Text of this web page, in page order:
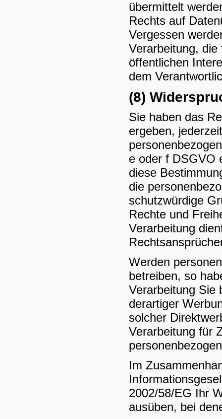
übermittelt
Rechts auf
Vergessen
Verarbeitung,
öffentlichen
dem
(8)
Sie haben das
ergeben,
e oder f DSGVO
diese
die
schutzwürdige
Rechte und
Verarbeitung
Werden
betreiben, so
Verarbeitung Sie
derartiger
solcher
Verarbeitung für
Im
2002/58/EG Ihr
ausüben, bei